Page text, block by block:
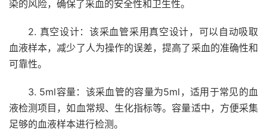
染的风险，确保了采血的安全性和卫生性。
2. 真空设计：该采血管采用真空设计，可以自动吸取
血液样本，减少了人为操作的误差，提高了采血的准确性和
可靠性。
3. 5ml容量：该采血管的容量为5ml，适用于常见的血
液检测项目，如血常规、生化指标等。容量适中，方便采集
足够的血液样本进行检测。